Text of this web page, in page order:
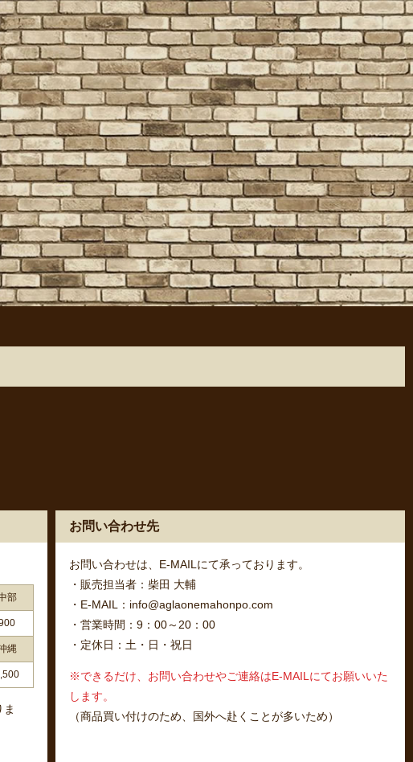
部
縄
お問い合わせ先
お問い合わせは、E-MAILにて承っております。
・販売担当者：柴田 大輔
・E-MAIL：info@aglaonemahonpo.com
・営業時間：9：00～20：00
・定休日：土・日・祝日
※できるだけ、お問い合わせやご連絡はE-MAILにてお願いいた
します。
（商品買い付けのため、国外へ赴くことが多いため）